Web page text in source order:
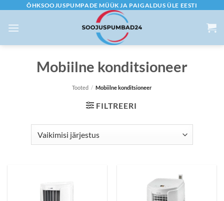
content
ÕHKSOOJUSPUMPADE MÜÜK JA PAIGALDUS ÜLE EESTI
Mobiilne konditsioneer
Tooted / Mobiilne konditsioneer
FILTREERI